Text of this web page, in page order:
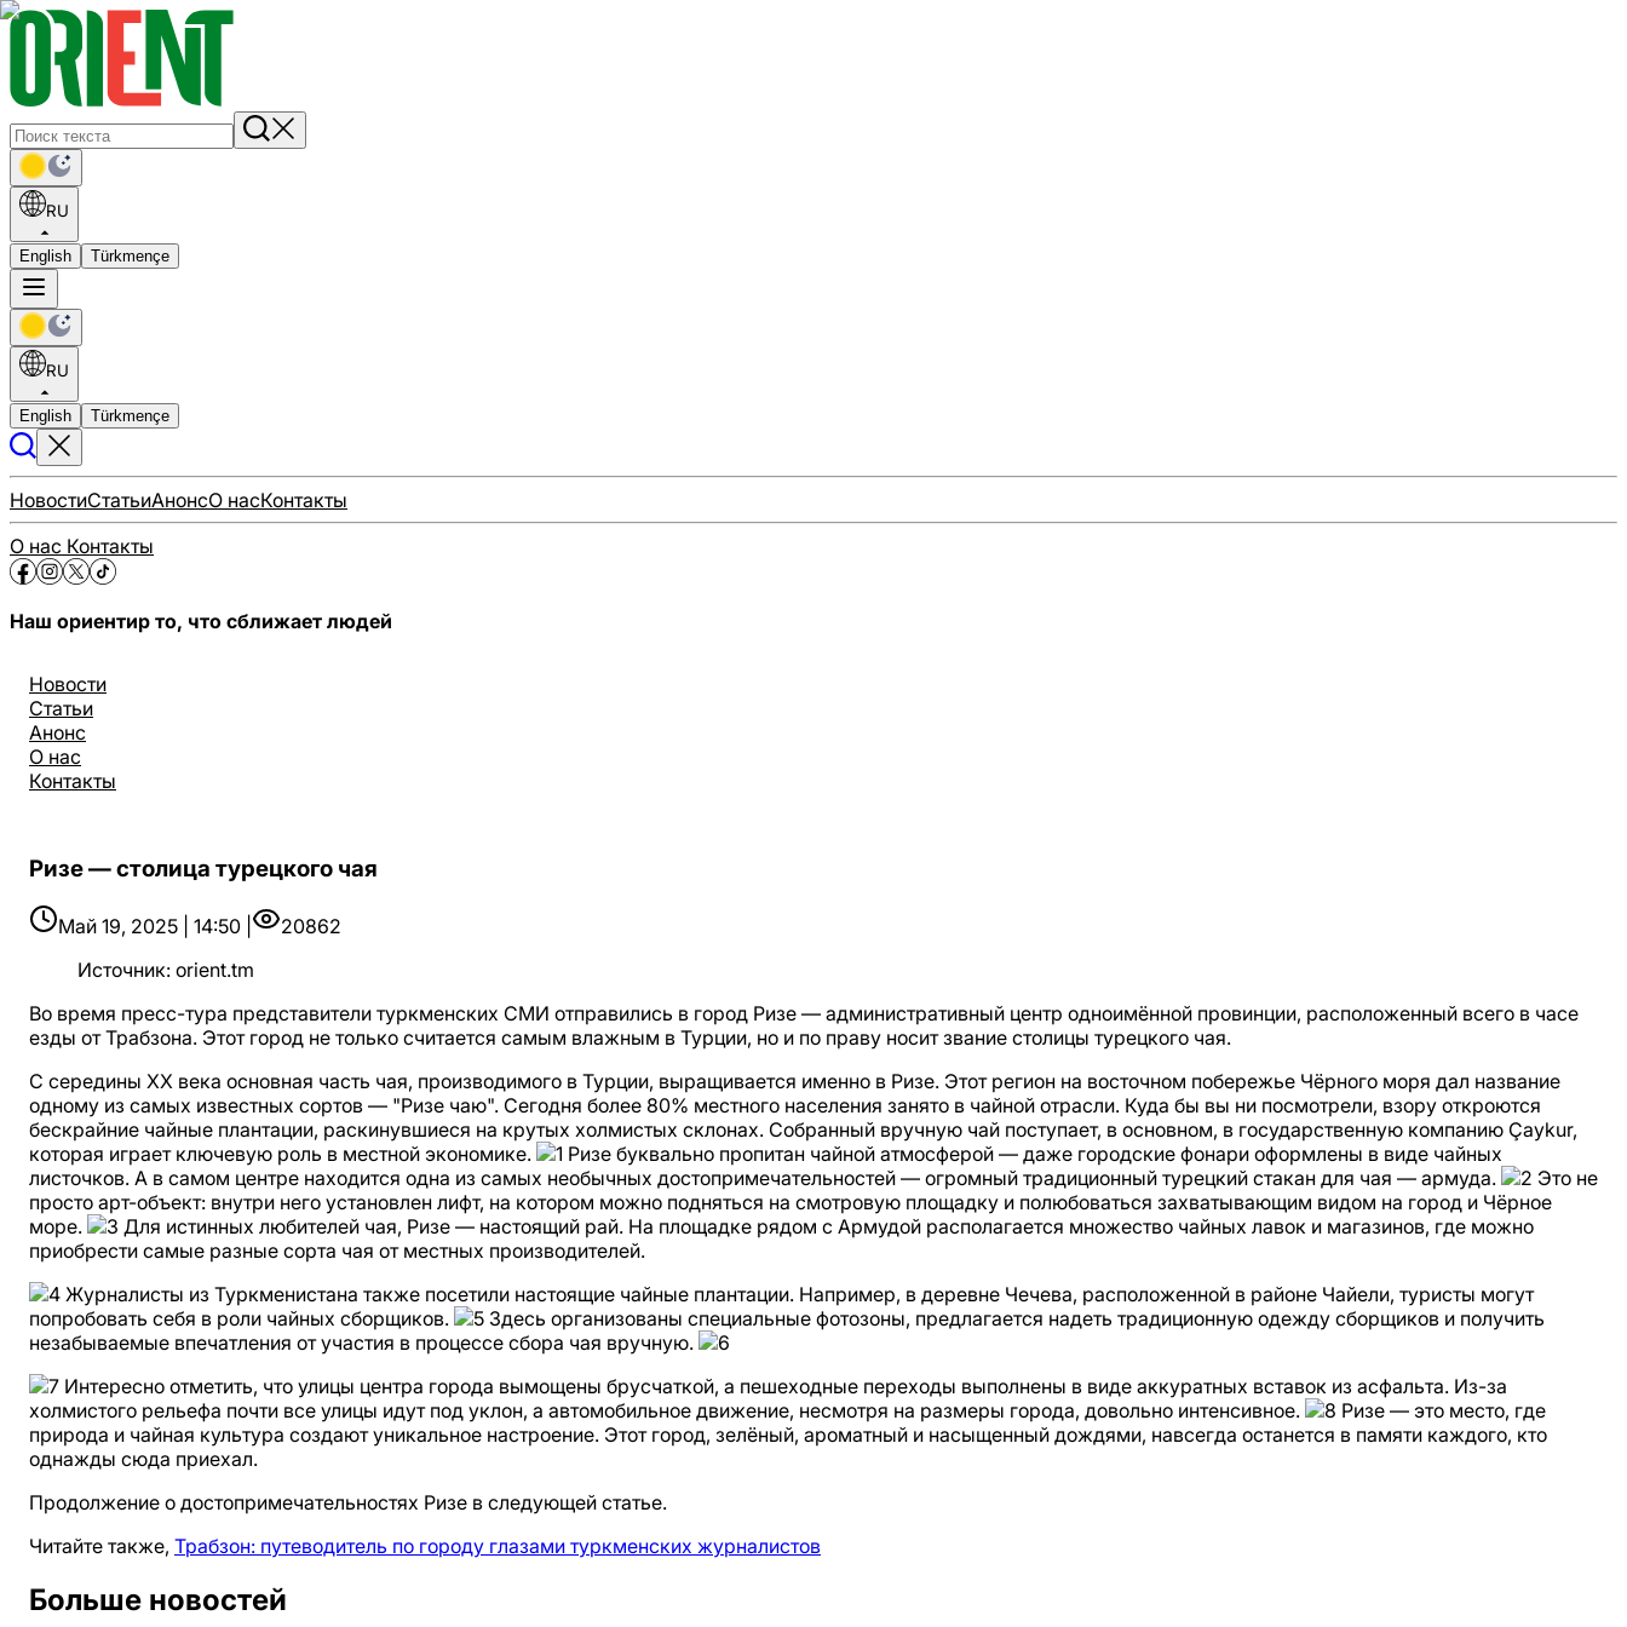
RU
English Türkmençe
RU
English Türkmençe
НовостиСтатьиАнонсО насКонтакты
О нас Контакты
Наш ориентир то, что сближает людей
Новости
Статьи
Анонс
О нас
Контакты
Ризе — столица турецкого чая
Май 19, 2025 | 14:50 |
20862
Источник: orient.tm
Во время пресс-тура представители туркменских СМИ отправились в город Ризе — административный центр одноимённой провинции, расположенный всего в часе
езды от Трабзона. Этот город не только считается самым влажным в Турции, но и по праву носит звание столицы турецкого чая.
С середины XX века основная часть чая, производимого в Турции, выращивается именно в Ризе. Этот регион на восточном побережье Чёрного моря дал название
одному из самых известных сортов — "Ризе чаю". Сегодня более 80% местного населения занято в чайной отрасли. Куда бы вы ни посмотрели, взору откроются
бескрайние чайные плантации, раскинувшиеся на крутых холмистых склонах. Собранный вручную чай поступает, в основном, в государственную компанию Çaykur,
которая играет ключевую роль в местной экономике.
Ризе буквально пропитан чайной атмосферой — даже городские фонари оформлены в виде чайных
листочков. А в самом центре находится одна из самых необычных достопримечательностей — огромный традиционный турецкий стакан для чая — армуда.
Это не
просто арт-объект: внутри него установлен лифт, на котором можно подняться на смотровую площадку и полюбоваться захватывающим видом на город и Чёрное
море.
Для истинных любителей чая, Ризе — настоящий рай. На площадке рядом с Армудой располагается множество чайных лавок и магазинов, где можно
приобрести самые разные сорта чая от местных производителей.
Журналисты из Туркменистана также посетили настоящие чайные плантации. Например, в деревне Чечева, расположенной в районе Чайели, туристы могут
попробовать себя в роли чайных сборщиков.
Здесь организованы специальные фотозоны, предлагается надеть традиционную одежду сборщиков и получить
незабываемые впечатления от участия в процессе сбора чая вручную.
Интересно отметить, что улицы центра города вымощены брусчаткой, а пешеходные переходы выполнены в виде аккуратных вставок из асфальта. Из-за
холмистого рельефа почти все улицы идут под уклон, а автомобильное движение, несмотря на размеры города, довольно интенсивное.
Ризе — это место, где
природа и чайная культура создают уникальное настроение. Этот город, зелёный, ароматный и насыщенный дождями, навсегда останется в памяти каждого, кто
однажды сюда приехал.
Продолжение о достопримечательностях Ризе в следующей статье.
Читайте также, Трабзон: путеводитель по городу глазами туркменских журналистов
Больше новостей